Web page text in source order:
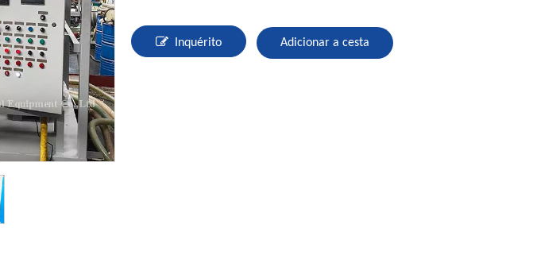
Inquérito Adicionar a cesta